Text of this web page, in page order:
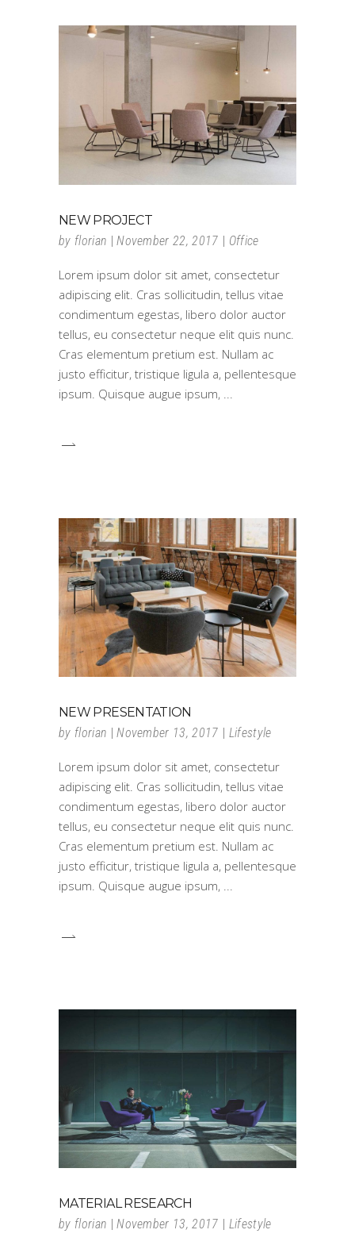
NEW PROJECT
by florian November 22, 2017 Office
Lorem ipsum dolor sit amet, consectetur
adipiscing elit. Cras sollicitudin, tellus vitae
condimentum egestas, libero dolor auctor
tellus, eu consectetur neque elit quis nunc.
Cras elementum pretium est. Nullam ac
justo efficitur, tristique ligula a, pellentesque
ipsum. Quisque augue ipsum,
NEW PRESENTATION
by florian November 13, 2017 Lifestyle
Lorem ipsum dolor sit amet, consectetur
adipiscing elit. Cras sollicitudin, tellus vitae
condimentum egestas, libero dolor auctor
tellus, eu consectetur neque elit quis nunc.
Cras elementum pretium est. Nullam ac
justo efficitur, tristique ligula a, pellentesque
ipsum. Quisque augue ipsum,
MATERIAL RESEARCH
by florian November 13, 2017 Lifestyle